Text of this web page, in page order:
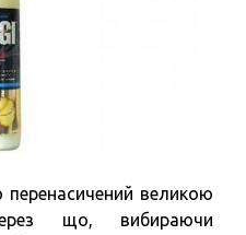
великою
що, вибираючи